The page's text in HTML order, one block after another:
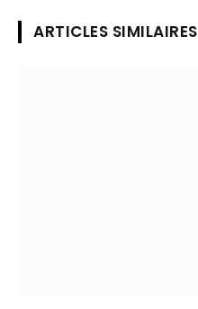
ARTICLES SIMILAIRES